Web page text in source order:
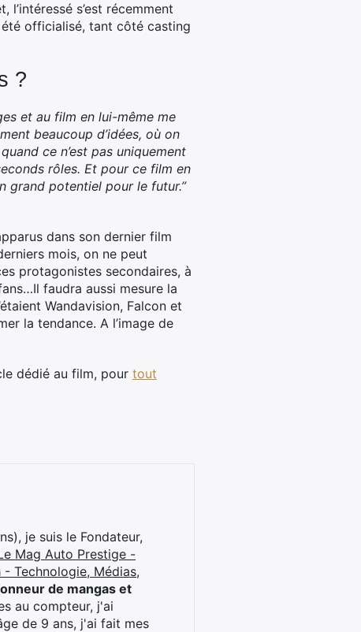
l’intéressé s’est récemment
été officialisé, tant côté casting
?
et au film en lui-même me
beaucoup d’idées, où on
ce n’est pas uniquement
rôles. Et pour ce film en
grand potentiel pour le futur.”
dans son dernier film
mois, on ne peut
protagonistes secondaires, à
faudra aussi mesure la
Wandavision, Falcon et
la tendance. A l’image de
dédié au film, pour tout
je suis le Fondateur,
Mag Auto Prestige -
Technologie, Médias,
de mangas et
au compteur, j'ai
de 9 ans, j'ai fait mes